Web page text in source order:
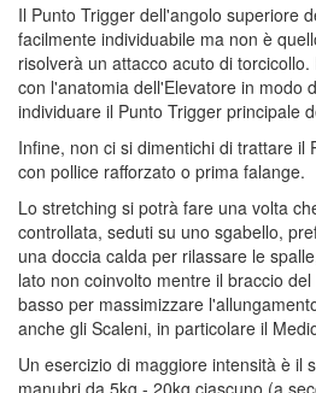
Il Punto Trigger dell'angolo superiore
facilmente individuabile ma non è
risolverà un attacco acuto di
con l'anatomia dell'Elevatore in modo
individuare il Punto Trigger principale
Infine, non ci si dimentichi di trattare il
con pollice rafforzato o prima falange.
Lo stretching si potrà fare una volta
controllata, seduti su uno sgabello,
una doccia calda per rilassare le
lato non coinvolto mentre il braccio
basso per massimizzare
anche gli Scaleni, in particolare il
Un esercizio di maggiore intensità è il
manubri da 5kg - 20kg ciascuno (a